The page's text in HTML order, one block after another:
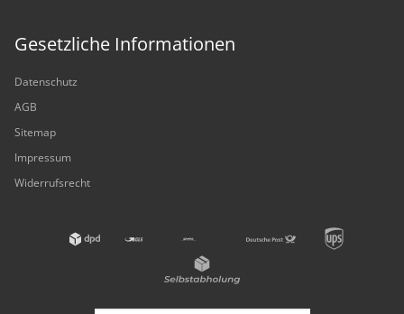
Gesetzliche Informationen
Datenschutz
AGB
Sitemap
Impressum
Widerrufsrecht